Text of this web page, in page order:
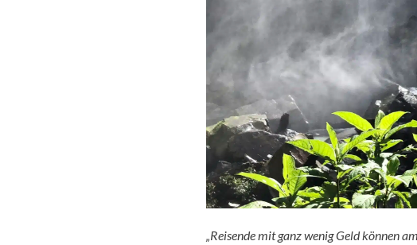
„Reisende mit ganz wenig Geld können